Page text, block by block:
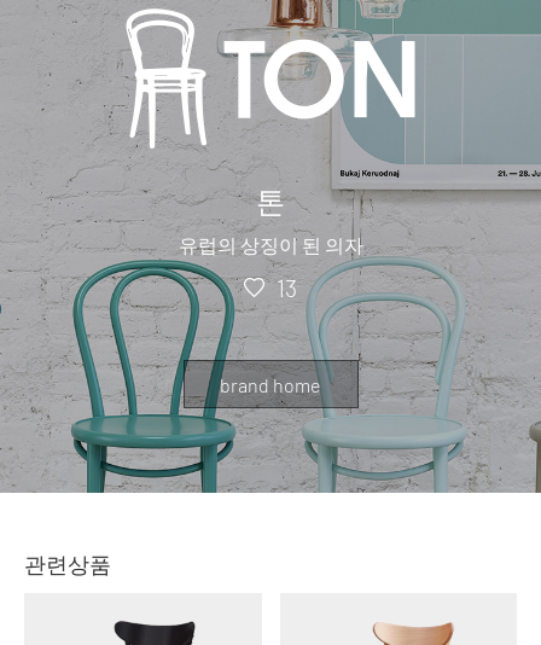
톤
유럽의 상징이 된 의자
13
brand home
관련상품